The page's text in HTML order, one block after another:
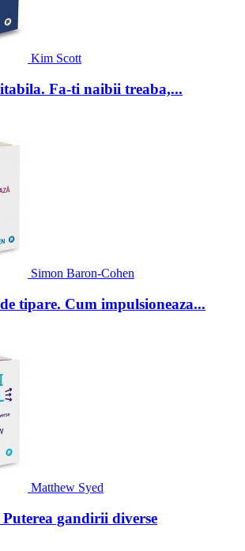
Kim Scott
Fa-ti naibii treaba,...
Simon Baron-Cohen
tipare. Cum impulsioneaza...
Matthew Syed
Puterea gandirii diverse